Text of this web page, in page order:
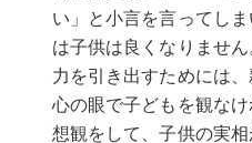
い」と小言を言ってし
は子供は良くなりませ
力を引き出すためには
心の眼で子どもを観な
想観をして、子供の実